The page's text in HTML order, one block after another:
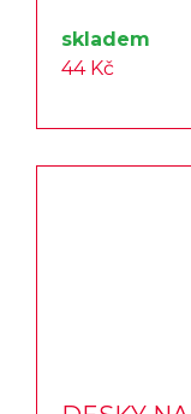
skladem
44 Kč